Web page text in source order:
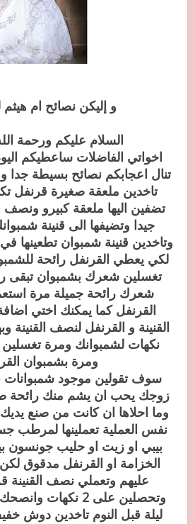
و إليكن نصائح ام
السلام عليكم ورحمة
اخواتي الفاضلات ساعطيكم
تنال اعجابكم نصائح بسيطة جدا
تاخدين ملعقة صغيرة قرنفل
تضفين اليها ملعقة كبيرو
جيدا وتضيفها الى قنينة
وتاخدين قنينة شمبوان تطعينها
لكي يعطي القرنفل رائحة
تغسلين شعرك بشمبوان تبقى
شعرك رائحة جميلة مرة
القرنفل كما يمكنك اختي
نكهات لشمبوانك ومرة
ومرة بشمبوان
سوف تقولين موجود شمبوانات
زوجك يحب ان يشم منك رائحة
وما احلاها ان كانت من صنع
نفس العملية تعملينها
بيبي او زيت او حليب جونسون
الخزامة او القرنفل مدقوق
عليهم وتعملي نصف القنينة
وتحصلين على 2
ليلة قبل النوم تاخدين دوش